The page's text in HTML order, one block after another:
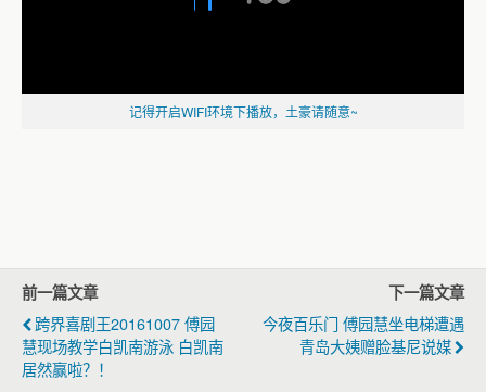
记得开启WIFI环境下播放，土豪请随意~
前一篇文章
跨界喜剧王20161007 傅园
慧现场教学白凯南游泳 白凯南
居然赢啦？！
下一篇文章
今夜百乐门 傅园慧坐电梯遭遇
青岛大姨赠脸基尼说媒